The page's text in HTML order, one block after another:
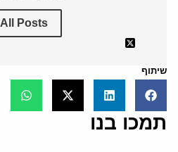
All Posts
שיתוף
תמכו בנו